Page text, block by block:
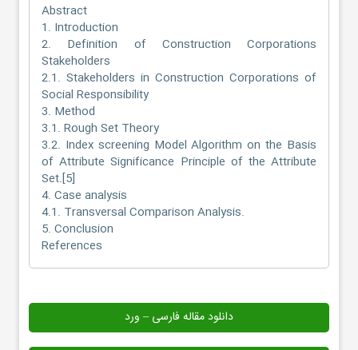
Abstract
1. Introduction
2. Definition of Construction Corporations
Stakeholders
2.1. Stakeholders in Construction Corporations of
Social Responsibility
3. Method
3.1. Rough Set Theory
3.2. Index screening Model Algorithm on the Basis
of Attribute Significance Principle of the Attribute
Set.[5]
4. Case analysis
4.1. Transversal Comparison Analysis.
5. Conclusion
References
دانلود مقاله فارسی – ورد